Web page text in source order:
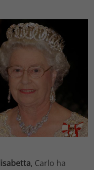
, Carlo ha